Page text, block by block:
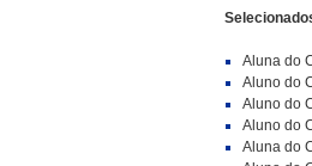
Aluna do
Aluno do
Aluno do
Aluno do
Aluna do